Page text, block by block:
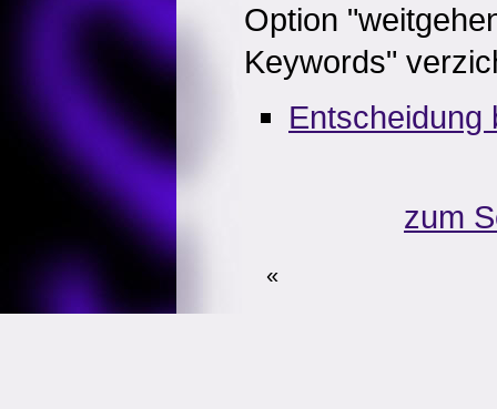
Option
Keywords"
Entscheidung
zum
«